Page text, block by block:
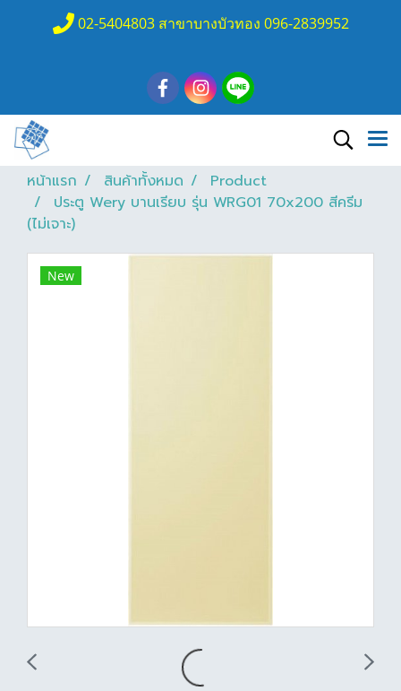
02-5404803 สาขาบางบัวทอง 096-2839952
หน้าแรก สินค้าทั้งหมด
Product
ประตู Wery บานเรียบ รุ่น WRG01 70x200 สีครีม
(ไม่เจาะ)
New